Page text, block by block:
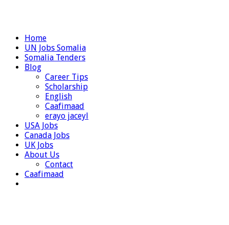
Home
UN Jobs Somalia
Somalia Tenders
Blog
Career Tips
Scholarship
English
Caafimaad
erayo jaceyl
USA Jobs
Canada Jobs
UK Jobs
About Us
Contact
Caafimaad